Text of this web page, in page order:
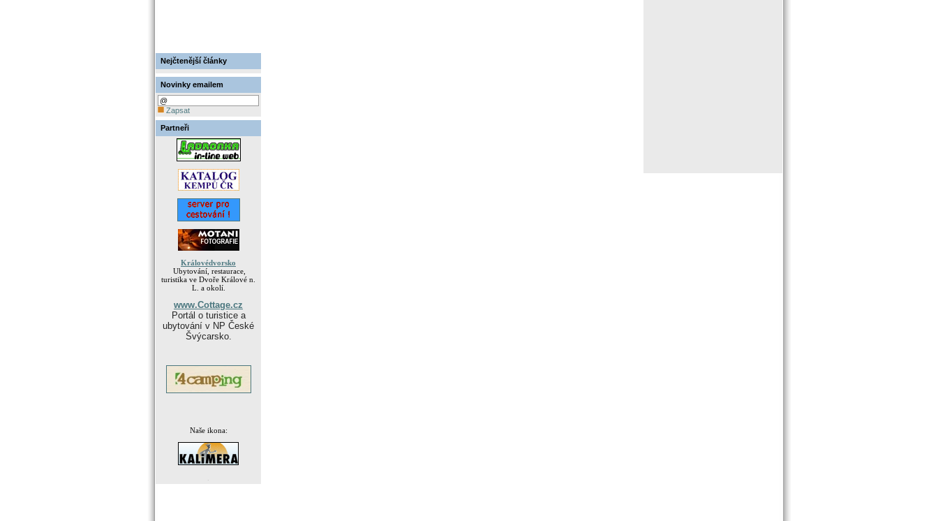
Nejčtenější články
Novinky emailem
Zapsat
Partneři
Královédvorsko
Ubytování, restaurace,
turistika ve Dvoře Králové n.
L. a okolí.
www.Cottage.cz
Portál o turistice a
ubytování v NP České
Švýcarsko.
Naše ikona: